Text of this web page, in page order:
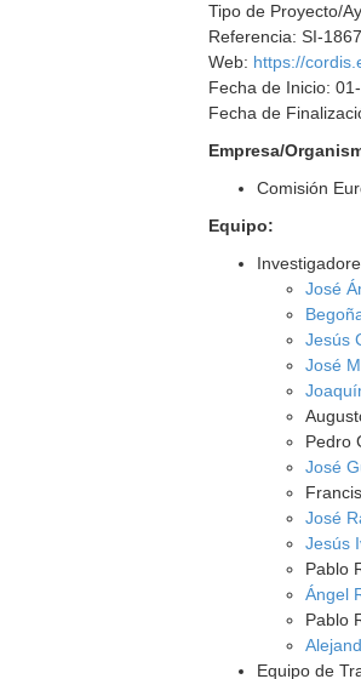
Tipo de Proyecto/
Referencia: SI-
Web: https://
Fecha de Inicio:
Fecha de
Empresa/
Comisión
Equipo:
José
Jesús
José
Pedro
José
José
Jesús
Pablo
Ángel
Pablo
Equipo de